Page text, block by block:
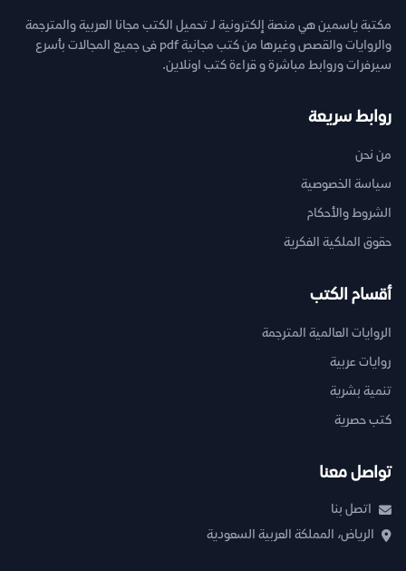
مكتبة ياسمين هي منصة إلكترونية لـ تحميل الكتب مجانا العربية والمترجمة
والروايات والقصص وغيرها من كتب مجانية pdf فى جميع المجالات بأسرع
سيرفرات وروابط مباشرة و قراءة كتب اونلاين.
روابط سريعة
من نحن
سياسة الخصوصية
الشروط والأحكام
حقوق الملكية الفكرية
أقسام الكتب
الروايات العالمية المترجمة
روايات عربية
تنمية بشرية
كتب حصرية
تواصل معنا
اتصل بنا
الرياض، المملكة العربية السعودية